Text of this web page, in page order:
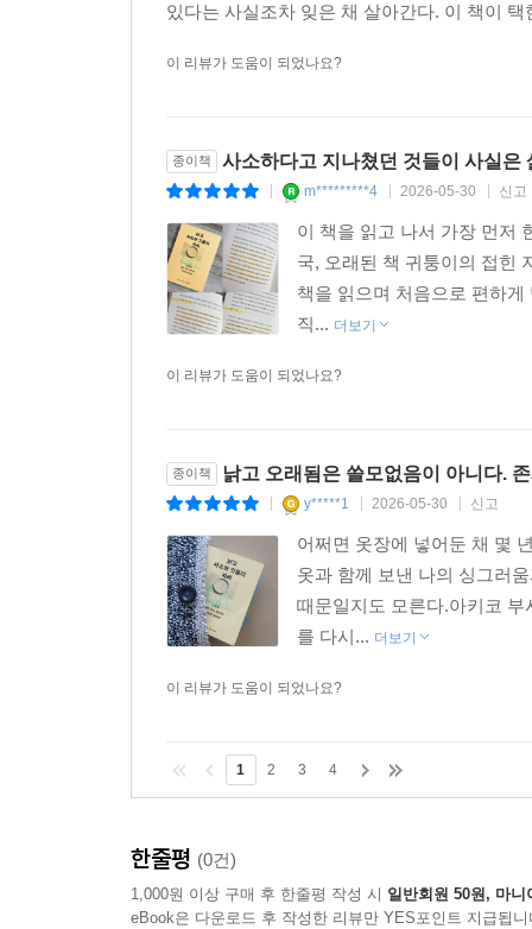
있다는 사실조차 잊은 채 살아간다. 이 책이 택
이 리뷰가 도움이 되었나요?
종이책 사소하다고 지나쳤던 것들이 사실은
m*********4 2026-05-30 신고
이 책을 읽고 나서 가장 먼저
국, 오래된 책 귀퉁이의 접힌
책을 읽으며 처음으로 편하
직... 더보기
이 리뷰가 도움이 되었나요?
종이책 낡고 오래됨은 쓸모없음이 아니다.
y*****1 2026-05-30 신고
어쩌면 옷장에 넣어둔 채 몇
옷과 함께 보낸 나의 싱그러
때문일지도 모른다.아키코
를 다시... 더보기
이 리뷰가 도움이 되었나요?
1 2 3 4
한줄평 (0건)
1,000원 이상 구매 후 한줄평 작성 시 일반회원 50원, 마니
eBook은 다운로드 후 작성한 리뷰만 YES포인트 지급됩니